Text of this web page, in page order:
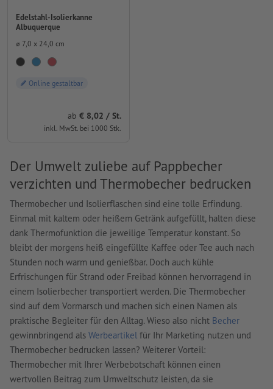
Edelstahl-Isolierkanne
Albuquerque
⌀ 7,0 x 24,0 cm
Online gestaltbar
ab 8,02 / St.
inkl. MwSt. bei 1000 Stk.
Der Umwelt zuliebe auf Pappbecher
verzichten und Thermobecher bedrucken
Thermobecher und Isolierflaschen sind eine tolle Erfindung.
Einmal mit kaltem oder heißem Getränk aufgefüllt, halten diese
dank Thermofunktion die jeweilige Temperatur konstant. So
bleibt der morgens heiß eingefüllte Kaffee oder Tee auch nach
Stunden noch warm und genießbar. Doch auch kühle
Erfrischungen für Strand oder Freibad können hervorragend in
einem Isolierbecher transportiert werden. Die Thermobecher
sind auf dem Vormarsch und machen sich einen Namen als
praktische Begleiter für den Alltag. Wieso also nicht Becher
gewinnbringend als Werbeartikel für Ihr Marketing nutzen und
Thermobecher bedrucken lassen? Weiterer Vorteil:
Thermobecher mit Ihrer Werbebotschaft können einen
wertvollen Beitrag zum Umweltschutz leisten, da sie